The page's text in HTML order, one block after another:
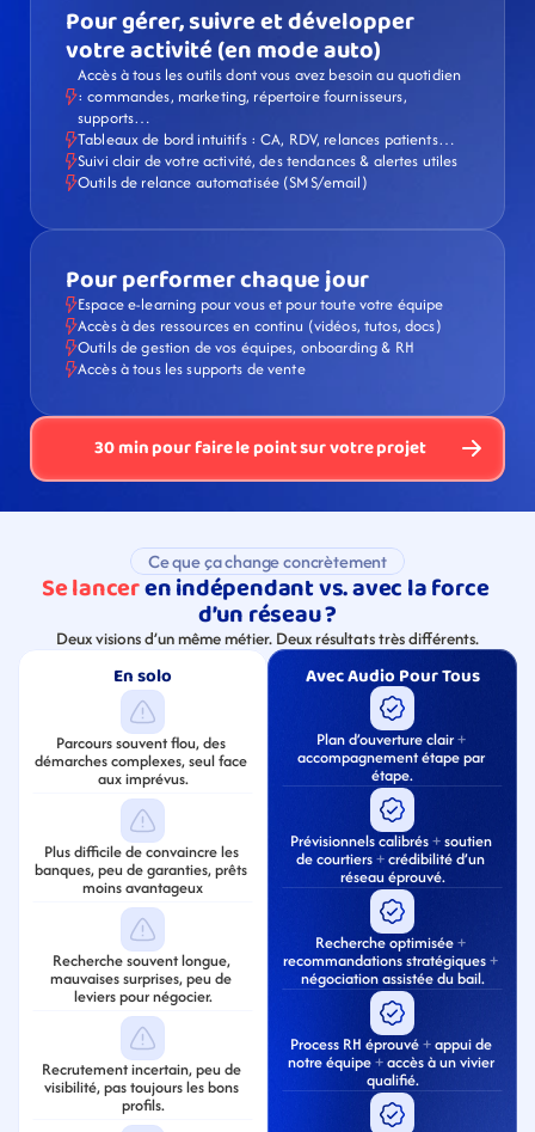
Pour gérer, suivre et développer
votre activité (en mode auto)
Accès à tous les outils dont vous avez besoin au quotidien
: commandes, marketing, répertoire fournisseurs,
supports…
Tableaux de bord intuitifs : CA, RDV, relances patients…
Suivi clair de votre activité, des tendances & alertes utiles
Outils de relance automatisée (SMS/email)
Pour performer chaque jour
Espace e-learning pour vous et pour toute votre équipe
Accès à des ressources en continu (vidéos, tutos, docs)
Outils de gestion de vos équipes, onboarding & RH
Accès à tous les supports de vente
30 min pour faire le point sur votre projet
Ce que ça change concrètement
Se lancer en indépendant vs. avec la force
d’un réseau ?
Deux visions d’un même métier. Deux résultats très différents.
En solo
Parcours souvent flou, des
démarches complexes, seul face
aux imprévus.
Plus difficile de convaincre les
banques, peu de garanties, prêts
moins avantageux
Recherche souvent longue,
mauvaises surprises, peu de
leviers pour négocier.
Recrutement incertain, peu de
visibilité, pas toujours les bons
profils.
Avec Audio Pour Tous
Plan d’ouverture clair +
accompagnement étape par
étape.
Prévisionnels calibrés + soutien
de courtiers + crédibilité d’un
réseau éprouvé.
Recherche optimisée +
recommandations stratégiques +
négociation assistée du bail.
Process RH éprouvé + appui de
notre équipe + accès à un vivier
qualifié.